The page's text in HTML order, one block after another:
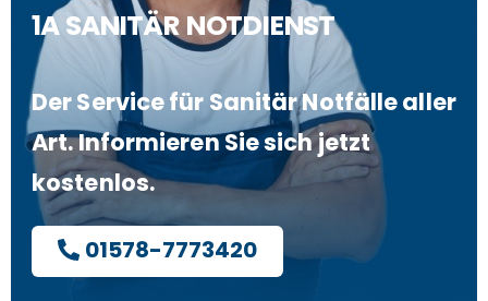
1A SANITÄR NOTDIENST
Der Service für Sanitär Notfälle aller
Art. Informieren Sie sich jetzt
kostenlos.
01578-7773420